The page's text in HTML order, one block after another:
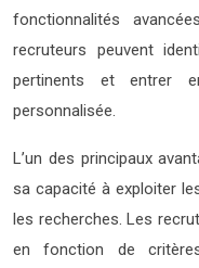
fonctionnalités
recruteurs peuvent
pertinents et entrer
personnalisée.
L’un des principaux
sa capacité à exploiter
les recherches. Les
en fonction de